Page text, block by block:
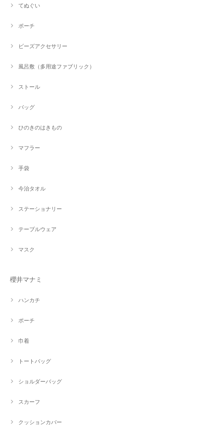
てぬぐい
ポーチ
ビーズアクセサリー
風呂敷（多用途ファブリック）
ストール
バッグ
ひのきのはきもの
マフラー
手袋
今治タオル
ステーショナリー
テーブルウェア
マスク
櫻井マナミ
ハンカチ
ポーチ
巾着
トートバッグ
ショルダーバッグ
スカーフ
クッションカバー